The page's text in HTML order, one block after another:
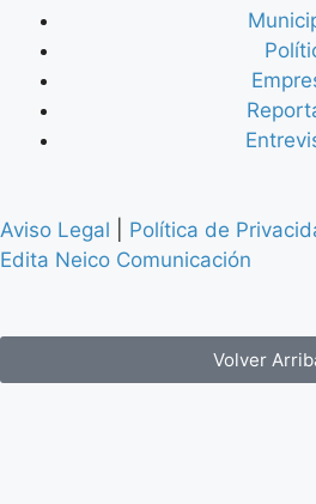
Aviso Legal Política de
Edita Neico Comunicación
Volver